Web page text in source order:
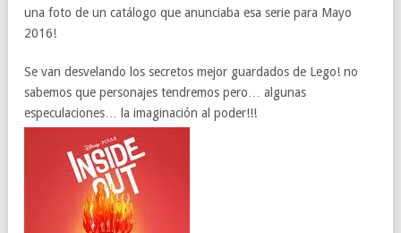
una foto de un catálogo que anunciaba esa serie para Mayo
2016!
Se van desvelando los secretos mejor guardados de Lego! no
sabemos que personajes tendremos pero… algunas
especulaciones… la imaginación al poder!!!